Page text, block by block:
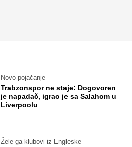
Novo pojačanje
Trabzonspor ne staje: Dogovoren
je napadač, igrao je sa Salahom u
Liverpoolu
Žele ga klubovi iz Engleske